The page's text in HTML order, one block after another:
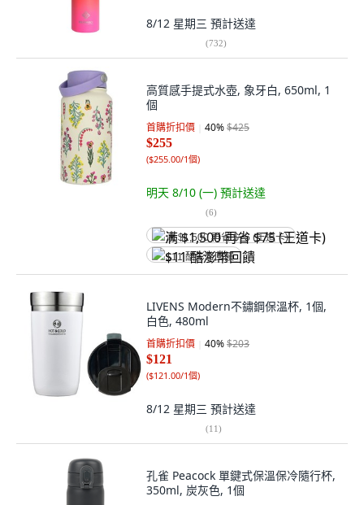
8/12 星期三 預計送達
(732)
高質感手提式水壺, 象牙白, 650ml, 1
個
首購折扣價 40%$425
$255
($255.00/1個)
明天 8/10 (一) 預計送達
(6)
满 $1,500 再省 $75 (王道卡)
$11 酷澎幣回饋
LIVENS Modern不鏽鋼保溫杯, 1個,
白色, 480ml
首購折扣價 40%$203
$121
($121.00/1個)
8/12 星期三 預計送達
(11)
孔雀 Peacock 單鍵式保溫保冷隨行杯,
350ml, 炭灰色, 1個